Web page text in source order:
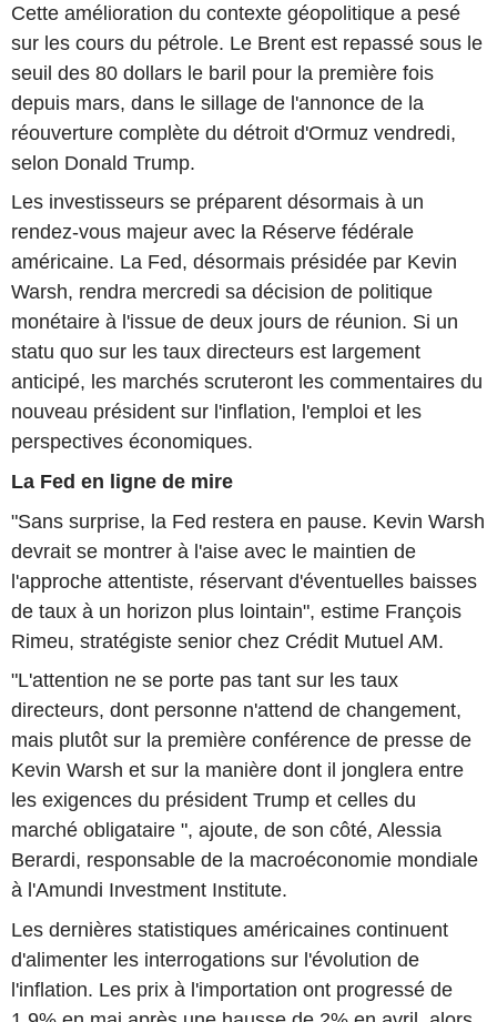
Cette amélioration du contexte géopolitique a pesé
sur les cours du pétrole. Le Brent est repassé sous le
seuil des 80 dollars le baril pour la première fois
depuis mars, dans le sillage de l'annonce de la
réouverture complète du détroit d'Ormuz vendredi,
selon Donald Trump.
Les investisseurs se préparent désormais à un
rendez-vous majeur avec la Réserve fédérale
américaine. La Fed, désormais présidée par Kevin
Warsh, rendra mercredi sa décision de politique
monétaire à l'issue de deux jours de réunion. Si un
statu quo sur les taux directeurs est largement
anticipé, les marchés scruteront les commentaires du
nouveau président sur l'inflation, l'emploi et les
perspectives économiques.
La Fed en ligne de mire
"Sans surprise, la Fed restera en pause. Kevin Warsh
devrait se montrer à l'aise avec le maintien de
l'approche attentiste, réservant d'éventuelles baisses
de taux à un horizon plus lointain", estime François
Rimeu, stratégiste senior chez Crédit Mutuel AM.
"L'attention ne se porte pas tant sur les taux
directeurs, dont personne n'attend de changement,
mais plutôt sur la première conférence de presse de
Kevin Warsh et sur la manière dont il jonglera entre
les exigences du président Trump et celles du
marché obligataire ", ajoute, de son côté, Alessia
Berardi, responsable de la macroéconomie mondiale
à l'Amundi Investment Institute.
Les dernières statistiques américaines continuent
d'alimenter les interrogations sur l'évolution de
l'inflation. Les prix à l'importation ont progressé de